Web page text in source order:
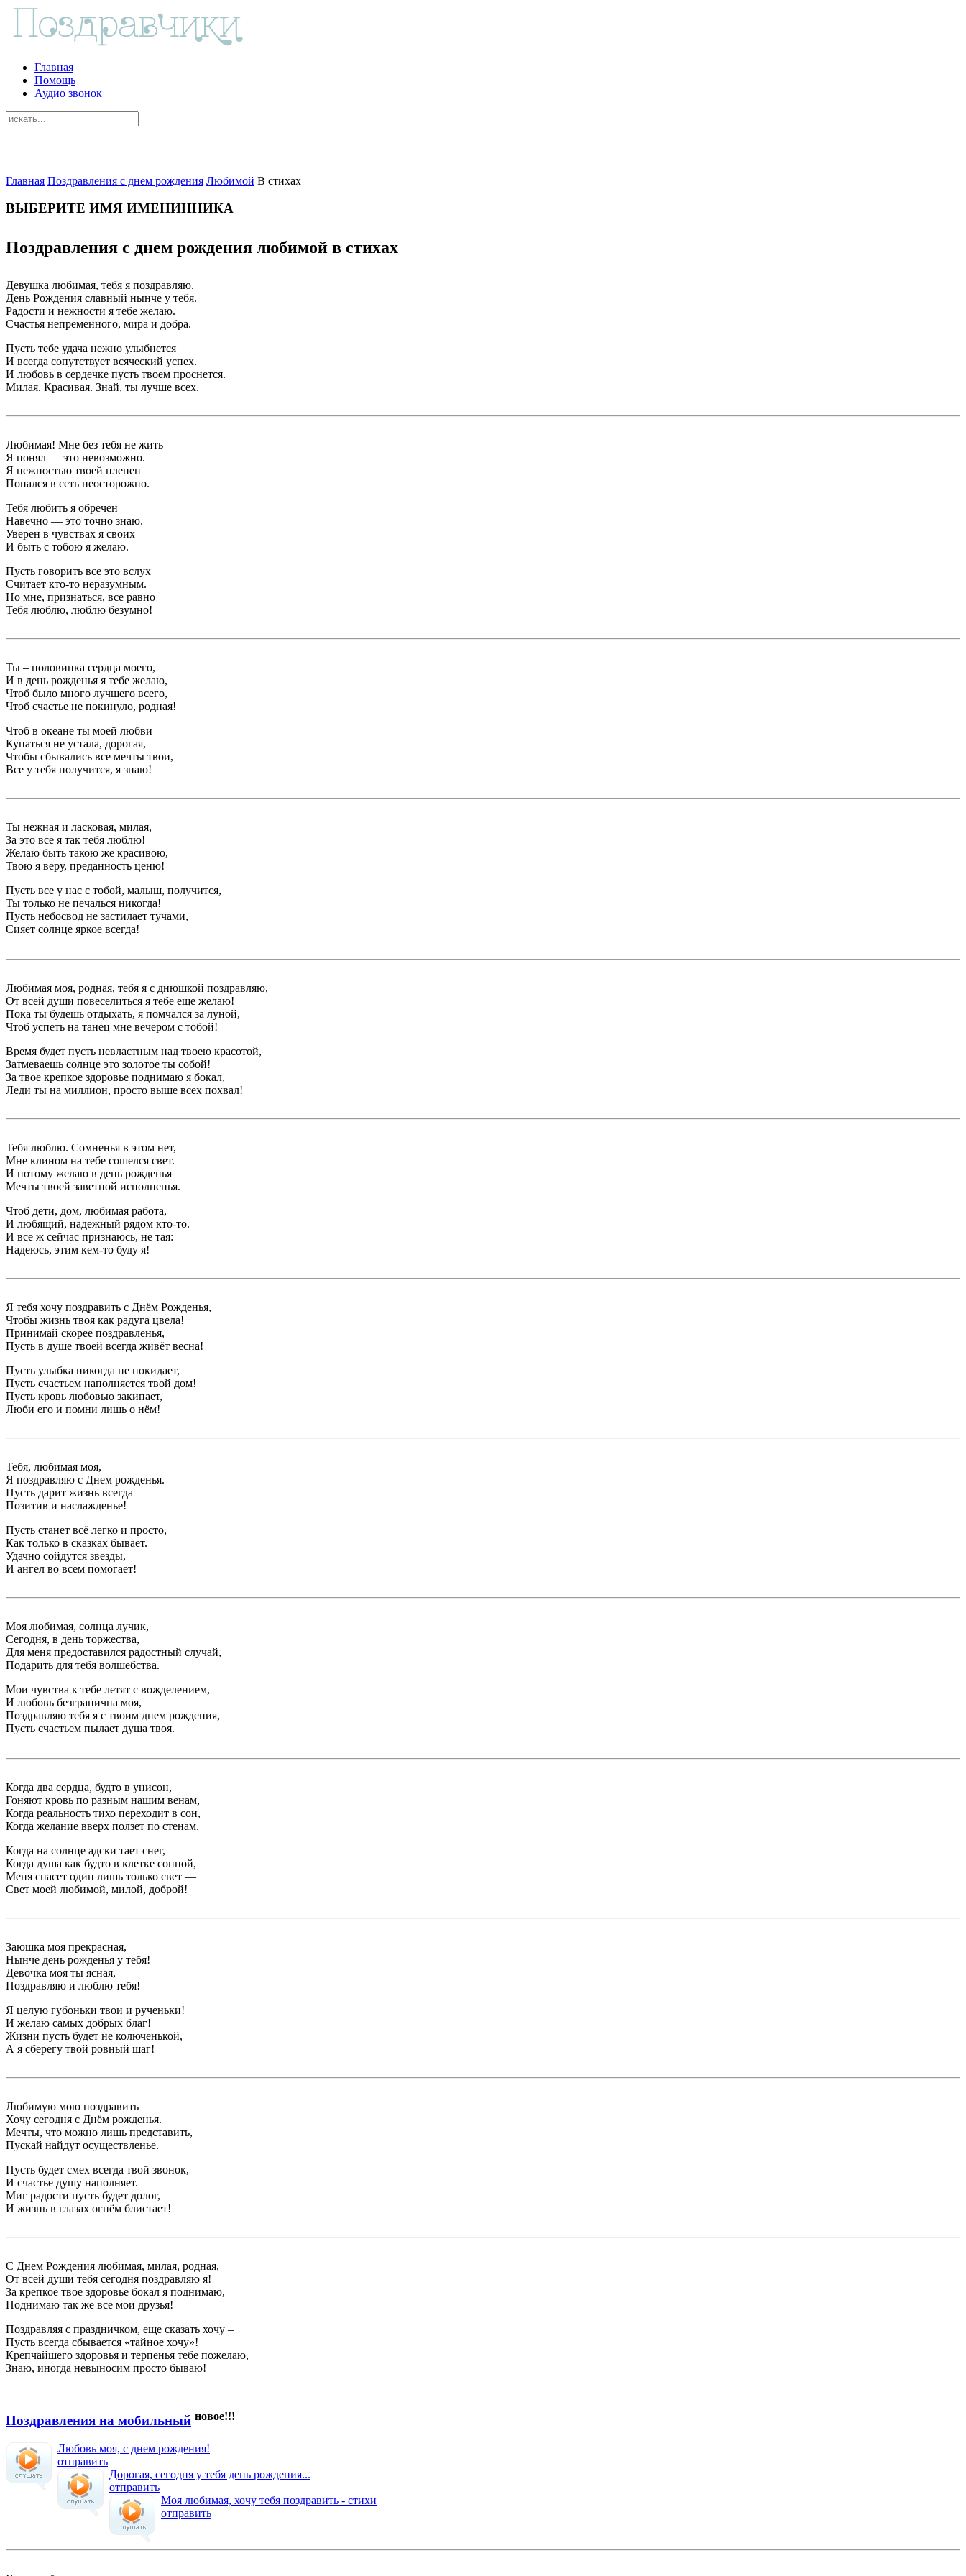
Главная
Помощь
Аудио звонок
Главная Поздравления с днем рождения Любимой В стихах
ВЫБЕРИТЕ ИМЯ ИМЕНИННИКА
Поздравления с днем рождения любимой в стихах
Девушка любимая, тебя я поздравляю.
День Рождения славный нынче у тебя.
Радости и нежности я тебе желаю.
Счастья непременного, мира и добра.
Пусть тебе удача нежно улыбнется
И всегда сопутствует всяческий успех.
И любовь в сердечке пусть твоем проснется.
Милая. Красивая. Знай, ты лучше всех.
Любимая! Мне без тебя не жить
Я понял — это невозможно.
Я нежностью твоей пленен
Попался в сеть неосторожно.
Тебя любить я обречен
Навечно — это точно знаю.
Уверен в чувствах я своих
И быть с тобою я желаю.
Пусть говорить все это вслух
Считает кто-то неразумным.
Но мне, признаться, все равно
Тебя люблю, люблю безумно!
Ты – половинка сердца моего,
И в день рожденья я тебе желаю,
Чтоб было много лучшего всего,
Чтоб счастье не покинуло, родная!
Чтоб в океане ты моей любви
Купаться не устала, дорогая,
Чтобы сбывались все мечты твои,
Все у тебя получится, я знаю!
Ты нежная и ласковая, милая,
За это все я так тебя люблю!
Желаю быть такою же красивою,
Твою я веру, преданность ценю!
Пусть все у нас с тобой, малыш, получится,
Ты только не печалься никогда!
Пусть небосвод не застилает тучами,
Сияет солнце яркое всегда!
Любимая моя, родная, тебя я с днюшкой поздравляю,
От всей души повеселиться я тебе еще желаю!
Пока ты будешь отдыхать, я помчался за луной,
Чтоб успеть на танец мне вечером с тобой!
Время будет пусть невластным над твоею красотой,
Затмеваешь солнце это золотое ты собой!
За твое крепкое здоровье поднимаю я бокал,
Леди ты на миллион, просто выше всех похвал!
Тебя люблю. Сомненья в этом нет,
Мне клином на тебе сошелся свет.
И потому желаю в день рожденья
Мечты твоей заветной исполненья.
Чтоб дети, дом, любимая работа,
И любящий, надежный рядом кто-то.
И все ж сейчас признаюсь, не тая:
Надеюсь, этим кем-то буду я!
Я тебя хочу поздравить с Днём Рожденья,
Чтобы жизнь твоя как радуга цвела!
Принимай скорее поздравленья,
Пусть в душе твоей всегда живёт весна!
Пусть улыбка никогда не покидает,
Пусть счастьем наполняется твой дом!
Пусть кровь любовью закипает,
Люби его и помни лишь о нём!
Тебя, любимая моя,
Я поздравляю с Днем рожденья.
Пусть дарит жизнь всегда
Позитив и наслажденье!
Пусть станет всё легко и просто,
Как только в сказках бывает.
Удачно сойдутся звезды,
И ангел во всем помогает!
Моя любимая, солнца лучик,
Сегодня, в день торжества,
Для меня предоставился радостный случай,
Подарить для тебя волшебства.
Мои чувства к тебе летят с вожделением,
И любовь безгранична моя,
Поздравляю тебя я с твоим днем рождения,
Пусть счастьем пылает душа твоя.
Когда два сердца, будто в унисон,
Гоняют кровь по разным нашим венам,
Когда реальность тихо переходит в сон,
Когда желание вверх ползет по стенам.
Когда на солнце адски тает снег,
Когда душа как будто в клетке сонной,
Меня спасет один лишь только свет —
Свет моей любимой, милой, доброй!
Заюшка моя прекрасная,
Нынче день рожденья у тебя!
Девочка моя ты ясная,
Поздравляю и люблю тебя!
Я целую губоньки твои и рученьки!
И желаю самых добрых благ!
Жизни пусть будет не колюченькой,
А я сберегу твой ровный шаг!
Любимую мою поздравить
Хочу сегодня с Днём рожденья.
Мечты, что можно лишь представить,
Пускай найдут осуществленье.
Пусть будет смех всегда твой звонок,
И счастье душу наполняет.
Миг радости пусть будет долог,
И жизнь в глазах огнём блистает!
С Днем Рождения любимая, милая, родная,
От всей души тебя сегодня поздравляю я!
За крепкое твое здоровье бокал я поднимаю,
Поднимаю так же все мои друзья!
Поздравляя с праздничком, еще сказать хочу –
Пусть всегда сбывается «тайное хочу»!
Крепчайшего здоровья и терпенья тебе пожелаю,
Знаю, иногда невыносим просто бываю!
Поздравления на мобильный новое!!!
Любовь моя, с днем рождения!
отправить
Дорогая, сегодня у тебя день рождения...
отправить
Моя любимая, хочу тебя поздравить - стихи
отправить